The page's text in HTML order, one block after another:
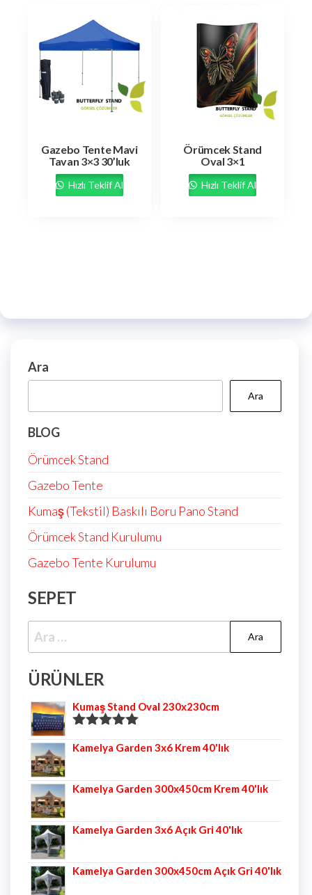
Gazebo Tente Mavi
Tavan 3×3 30’luk
Hızlı Teklif Al
Örümcek Stand
Oval 3×1
Hızlı Teklif Al
Ara
Ara
BLOG
Örümcek Stand
Gazebo Tente
Kumaş (Tekstil) Baskılı Boru Pano Stand
Örümcek Stand Kurulumu
Gazebo Tente Kurulumu
SEPET
ÜRÜNLER
Kumaş Stand Oval 230x230cm
5.00oy aldı
Kamelya Garden 3x6 Krem 40'lık
Kamelya Garden 300x450cm Krem 40'lık
Kamelya Garden 3x6 Açık Gri 40'lık
Kamelya Garden 300x450cm Açık Gri 40'lık